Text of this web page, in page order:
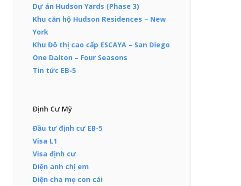
Dự án Hudson Yards (Phase 3)
Khu căn hộ Hudson Residences – New
York
Khu Đô thị cao cấp ESCAYA – San Diego
One Dalton – Four Seasons
Tin tức EB-5
Định Cư Mỹ
Đầu tư định cư EB-5
Visa L1
Visa định cư
Diện anh chị em
Diện cha mẹ con cái